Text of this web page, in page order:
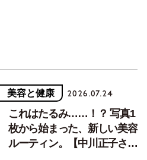
美容と健康 2026.07.24
これはたるみ……！？ 写真1
枚から始まった、新しい美容
ルーティン。【中川正子さん